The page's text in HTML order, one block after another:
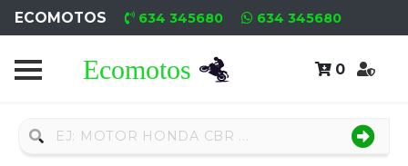
ECOMOTOS 634 345680 634 345680
0
Home
Nuevo